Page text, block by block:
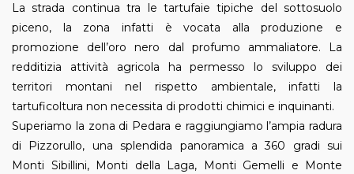
La strada continua tra le tartufaie tipiche del sottosuolo
piceno, la zona infatti è vocata alla produzione e
promozione dell’oro nero dal profumo ammaliatore. La
redditizia attività agricola ha permesso lo sviluppo dei
territori montani nel rispetto ambientale, infatti la
tartuficoltura non necessita di prodotti chimici e inquinanti.
Superiamo la zona di Pedara e raggiungiamo l’ampia radura
di Pizzorullo, una splendida panoramica a 360 gradi sui
Monti Sibillini, Monti della Laga, Monti Gemelli e Monte